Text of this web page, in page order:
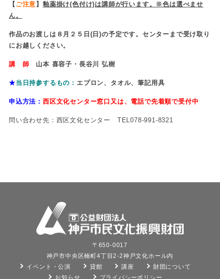
【 ご注意 】 釉薬掛け(色付け)は講師が行います。
※色は選べませ
ん。
作品のお渡しは８月２５日(日)の予定です。センターまで受け取り
にお越しください。
講 師 山本 喜容子・長谷川 弘樹
★当日持参するもの： エプロン、タオル、筆記用具
申込方法： 西区文化センター窓口又は、電話で先着順で受付中
問い合わせ先：西区文化センター TEL078-991-8321
〒650-0017
神戸市中央区楠町4丁目2-2神戸文化ホール内
イベント・公演
貸館 講座
財団について
お知らせ
プライバシーポリシー